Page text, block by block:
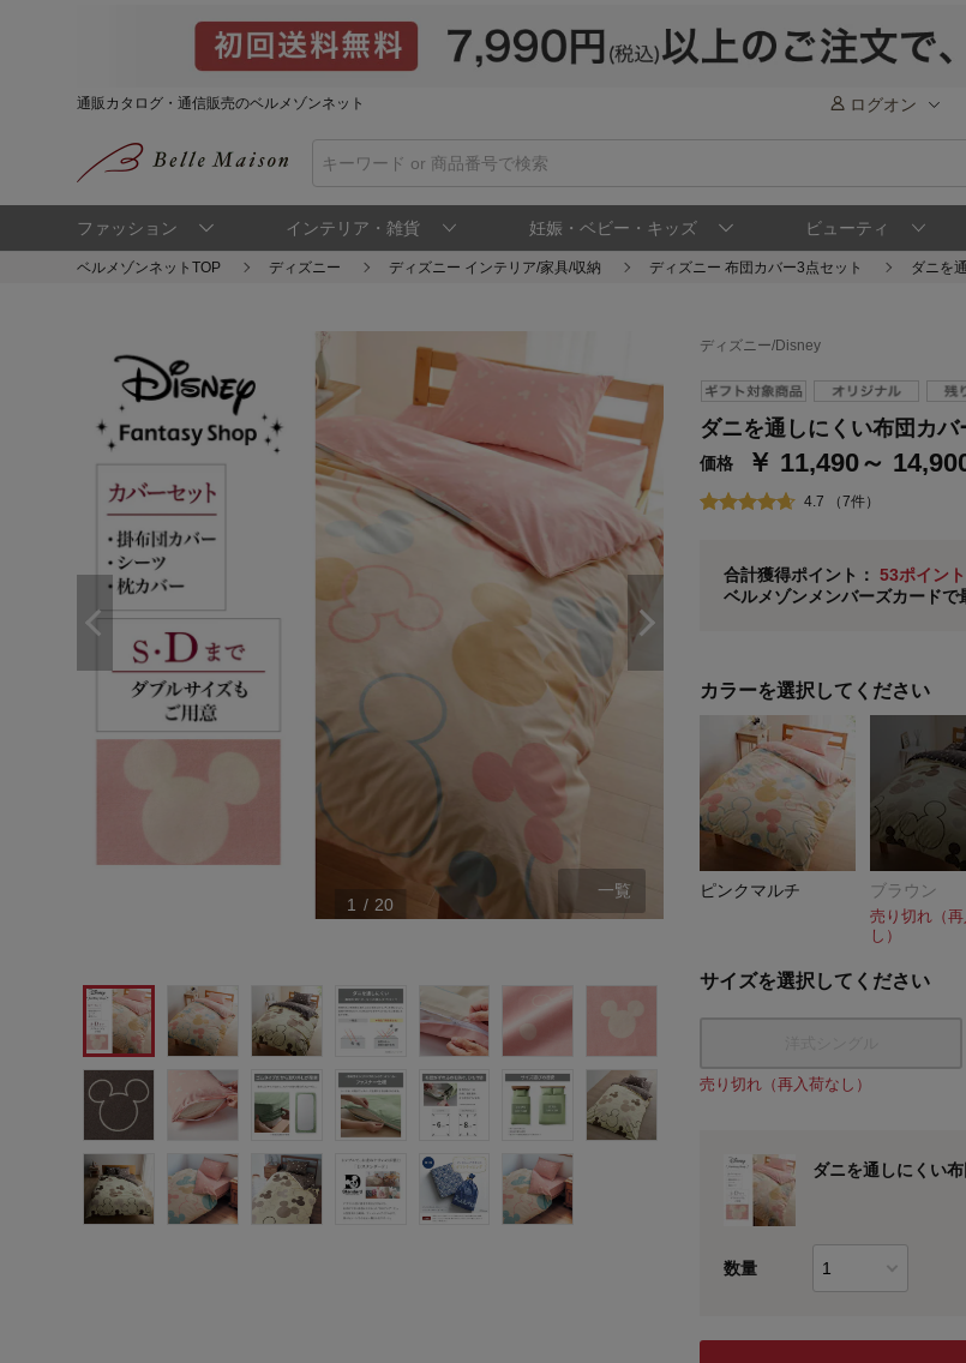
通販カタログ・通信販売のベルメゾンネット ログオン
ファッション インテリア・雑貨 妊娠・ベビー・キッズ ビューティ
ベルメゾンネットTOP ディズニー ディズニー インテリア/家具/収納 ディズニー 布団カバー3点セット ダニを
1 / 20
一覧
ディズニー/Disney
ダニを通しにくい布団カバ
価格 ￥ 11,490～
4.7 （7件）
合計獲得ポイント：53ポイン
ベルメゾンメンバーズカードで
ステージが上がれば送料無料・
さらにポイント還元最大16倍！
ベルメゾンご優待サービスについ
通常商品送料無料 返品引取無
※メンバーズカードの加算ポイント
カラーを選択してください
ピンクマルチ ブラウン
売り切れ（
し）
サイズを選択してください
売り切れ（再入荷なし）
ダニを通しにくい
数量